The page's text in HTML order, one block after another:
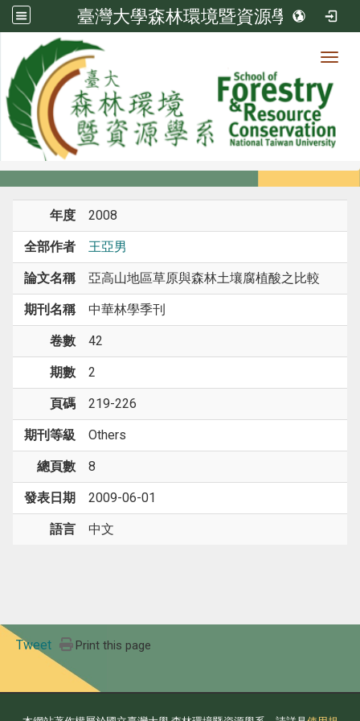
臺灣大學森林環境暨資源學系
系所成員
系所成員
年度 2008
全部作者 王亞男
論文名稱 亞高山地區草原與森林土壤腐植酸之比較
期刊名稱 中華林學季刊
卷數 42
期數 2
頁碼 219-226
期刊等級 Others
總頁數 8
發表日期 2009-06-01
語言 中文
Tweet Print this page